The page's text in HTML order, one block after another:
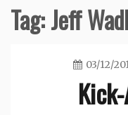
Tag:Jeff
03/12/